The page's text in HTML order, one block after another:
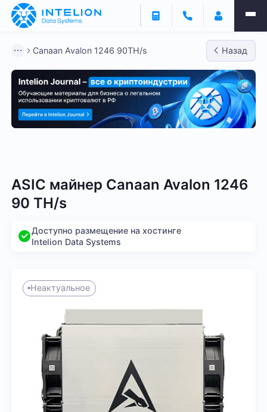
Canaan Avalon 1246 90TH/s Назад
ASIC майнер Canaan Avalon 1246
90 TH/s
Доступно размещение на хостинге
Intelion Data Systems
Неактуальное